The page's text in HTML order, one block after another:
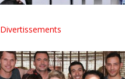
Divertissements